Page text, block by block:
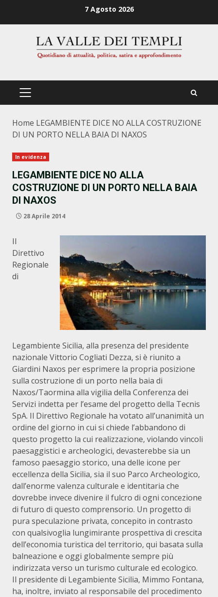
7 Agosto 2026
PRIMÄRES
Home LEGAMBIENTE DICE NO ALLA COSTRUZIONE
DI UN PORTO NELLA BAIA DI NAXOS
In evidenza
LEGAMBIENTE DICE NO ALLA
COSTRUZIONE DI UN PORTO NELLA BAIA
DI NAXOS
28 Aprile 2014
Il
Direttivo
Regionale
di
Legambiente Sicilia, alla presenza del presidente
nazionale Vittorio Cogliati Dezza, si è riunito a
Giardini Naxos per esprimere la propria posizione
sulla costruzione di un porto nella baia di
Naxos/Taormina alla vigilia della Conferenza dei
Servizi indetta per l’esame del progetto della Tecnis
SpA. Il Direttivo Regionale ha votato all’unanimità un
ordine del giorno in cui si chiede l’abbandono di
questo progetto la cui realizzazione, violando vincoli
paesaggistici e archeologici, devasterebbe sia un
famoso paesaggio storico, una delle icone per
eccellenza della Sicilia, sia il suo Parco Archeologico,
dall’enorme valenza culturale e identitaria che
dovrebbe invece divenire il fulcro di ogni concezione
di futuro di questo comprensorio. Un progetto di
pura speculazione privata, concepito in contrasto
con qualsivoglia lungimirante prospettiva di crescita
dell’economia turistica del territorio, qui basata sulla
balneazione e oggi globalmente sempre più
indirizzata verso un turismo culturale ed ecologico.
Il presidente di Legambiente Sicilia, Mimmo Fontana,
ha, inoltre, inviato al responsabile del procedimento